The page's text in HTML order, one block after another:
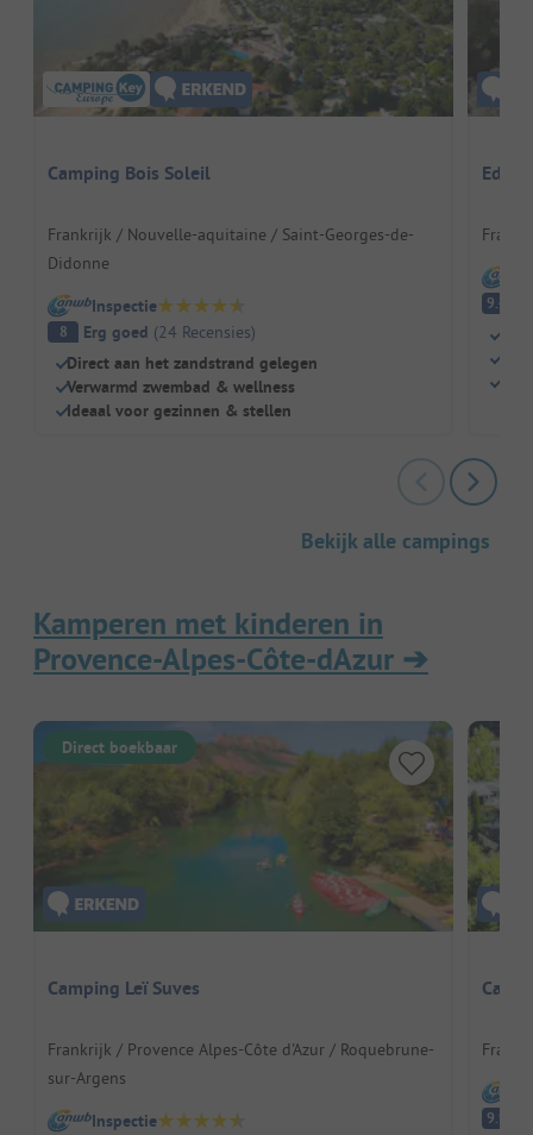
Camping Bois Soleil
Frankrijk / Nouvelle-aquitaine / Saint-Georges-de-
Didonne
Inspectie
8 Erg goed (24 Recensies)
Direct aan het zandstrand gelegen
Verwarmd zwembad & wellness
Ideaal voor gezinnen & stellen
Eden
9.4
Bekijk alle campings
Kamperen met kinderen in
Provence-Alpes-Côte-dAzur ➔
Direct boekbaar
Camping Leï Suves
Frankrijk / Provence Alpes-Côte d'Azur / Roquebrune-
sur-Argens
Inspectie
9.9